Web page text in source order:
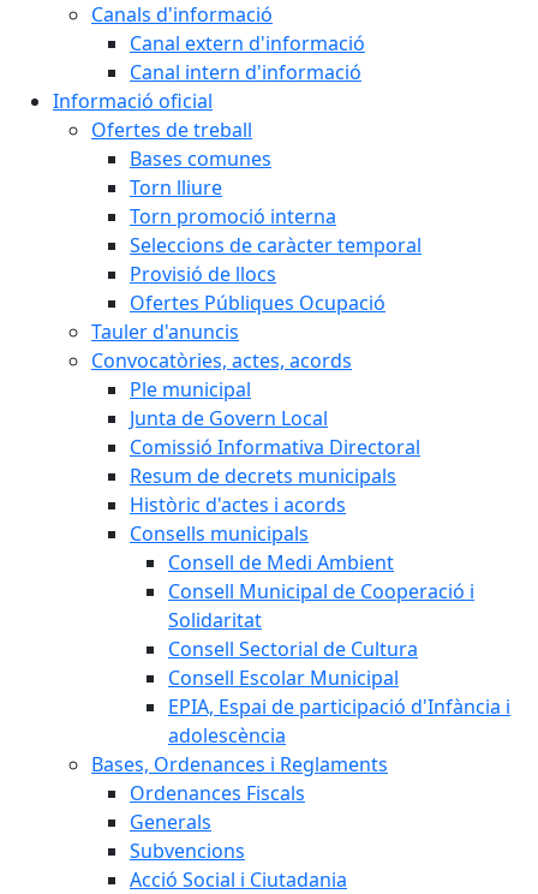
Canals d'informació
Canal extern d'informació
Canal intern d'informació
Informació oficial
Ofertes de treball
Bases comunes
Torn lliure
Torn promoció interna
Seleccions de caràcter temporal
Provisió de llocs
Ofertes Públiques Ocupació
Tauler d'anuncis
Convocatòries, actes, acords
Ple municipal
Junta de Govern Local
Comissió Informativa Directoral
Resum de decrets municipals
Històric d'actes i acords
Consells municipals
Consell de Medi Ambient
Consell Municipal de Cooperació i
Solidaritat
Consell Sectorial de Cultura
Consell Escolar Municipal
EPIA, Espai de participació d'Infància i
adolescència
Bases, Ordenances i Reglaments
Ordenances Fiscals
Generals
Subvencions
Acció Social i Ciutadania